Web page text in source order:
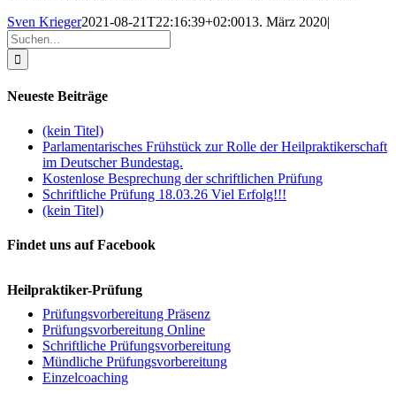
Sven Krieger2021-08-21T22:16:39+02:0013. März 2020|
Suche
nach:
Neueste Beiträge
(kein Titel)
Parlamentarisches Frühstück zur Rolle der Heilpraktikerschaft
im Deutscher Bundestag.
Kostenlose Besprechung der schriftlichen Prüfung
Schriftliche Prüfung 18.03.26 Viel Erfolg!!!
(kein Titel)
Findet uns auf Facebook
Heilpraktiker-Prüfung
Prüfungsvorbereitung Präsenz
Prüfungsvorbereitung Online
Schriftliche Prüfungsvorbereitung
Mündliche Prüfungsvorbereitung
Einzelcoaching